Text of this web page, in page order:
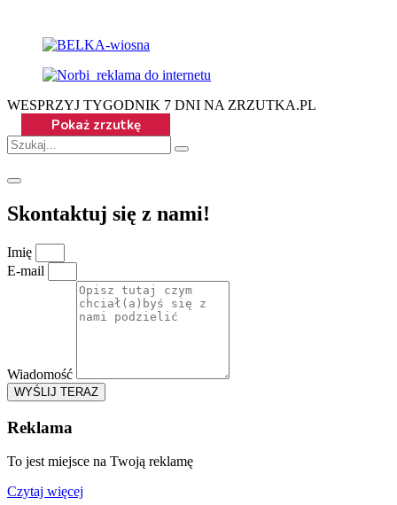
WESPRZYJ TYGODNIK 7 DNI NA ZRZUTKA.PL
Skontaktuj się z nami!
Imię
E-mail
Wiadomość
WYŚLIJ TERAZ
Reklama
To jest miejsce na Twoją reklamę
Czytaj więcej